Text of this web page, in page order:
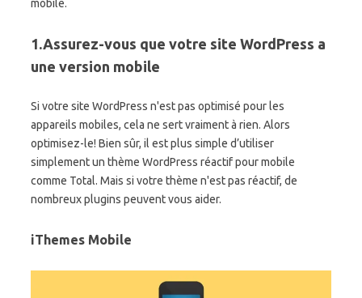
mobile.
1.Assurez-vous que votre site WordPress a
une version mobile
Si votre site WordPress n'est pas optimisé pour les
appareils mobiles, cela ne sert vraiment à rien. Alors
optimisez-le! Bien sûr, il est plus simple d’utiliser
simplement un thème WordPress réactif pour mobile
comme Total. Mais si votre thème n'est pas réactif, de
nombreux plugins peuvent vous aider.
iThemes Mobile